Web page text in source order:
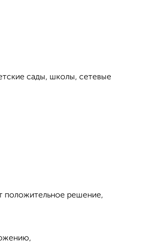
сады, школы, сетевые
положительное решение,